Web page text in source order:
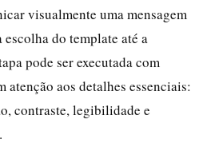
visualmente uma mensagem
do template até a
pode ser executada com
atenção aos detalhes essenciais:
contraste, legibilidade e